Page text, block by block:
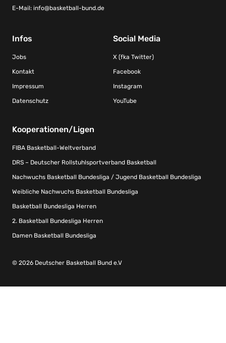
E-Mail: info@basketball-bund.de
Infos
Jobs
Kontakt
Impressum
Datenschutz
Social Media
X (fka Twitter)
Facebook
Instagram
YouTube
Kooperationen/Ligen
FIBA Basketball-Weltverband
DRS – Deutscher Rollstuhlsportverband Basketball
Nachwuchs Basketball Bundesliga / Jugend Basketball Bundesliga
Weibliche Nachwuchs Basketball Bundesliga
Basketball Bundesliga Herren
2. Basketball Bundesliga Herren
Damen Basketball Bundesliga
© 2026 Deutscher Basketball Bund e.V